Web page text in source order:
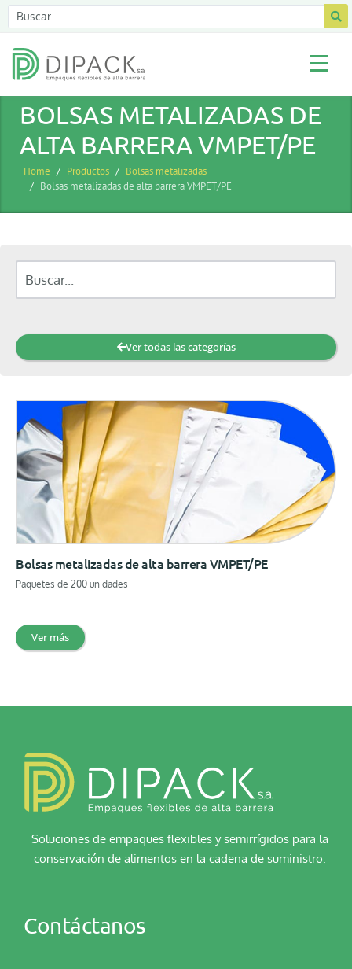
BOLSAS METALIZADAS DE
ALTA BARRERA VMPET/PE
Home Productos
Bolsas metalizadas
Bolsas metalizadas de alta barrera VMPET/PE
Ver todas las categorías
Bolsas metalizadas de alta barrera VMPET/PE
Paquetes de 200 unidades
Ver más
Soluciones de empaques flexibles y semirrígidos para la
conservación de alimentos en la cadena de suministro.
Contáctanos